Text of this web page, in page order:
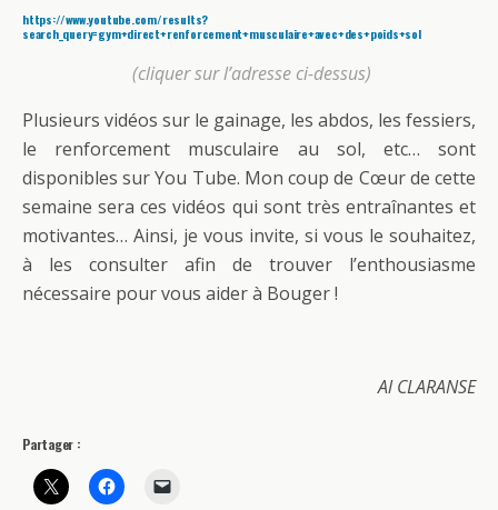
https://www.youtube.com/results?
search_query=gym+direct+renforcement+musculaire+avec+des+poids+sol
(cliquer sur l’adresse ci-dessus)
Plusieurs vidéos sur le gainage, les abdos, les fessiers,
le renforcement musculaire au sol, etc… sont
disponibles sur You Tube. Mon coup de Cœur de cette
semaine sera ces vidéos qui sont très entraînantes et
motivantes… Ainsi, je vous invite, si vous le souhaitez,
à les consulter afin de trouver l’enthousiasme
nécessaire pour vous aider à Bouger !
Al CLARANSE
Partager :